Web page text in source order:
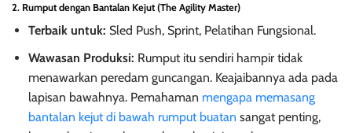
2. Rumput dengan Bantalan Kejut (The Agility Master)
Terbaik untuk: Sled Push, Sprint, Pelatihan Fungsional.
Wawasan Produksi: Rumput itu sendiri hampir tidak
menawarkan peredam guncangan. Keajaibannya ada pada
lapisan bawahnya. Pemahaman mengapa memasang
bantalan kejut di bawah rumput buatan sangat penting,